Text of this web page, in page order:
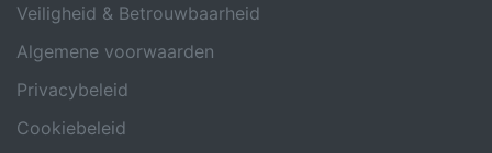
Veiligheid & Betrouwbaarheid
Algemene voorwaarden
Privacybeleid
Cookiebeleid